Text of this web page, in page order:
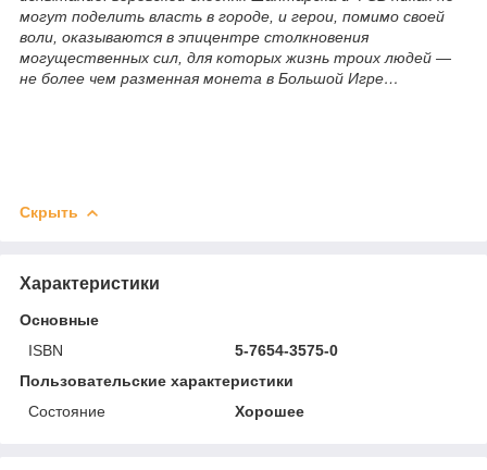
могут поделить власть в городе, и герои, помимо своей
воли, оказываются в эпицентре столкновения
могущественных сил, для которых жизнь троих людей —
не более чем разменная монета в Большой Игре…
Скрыть
Характеристики
Основные
ISBN
5-7654-3575-0
Пользовательские характеристики
Состояние
Хорошее